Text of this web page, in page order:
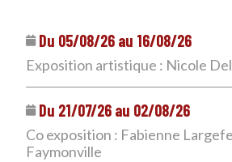
Du 05/08/26 au 16/08/26
Exposition artistique : Nicole
Du 21/07/26 au 02/08/26
Co exposition : Fabienne
Faymonville